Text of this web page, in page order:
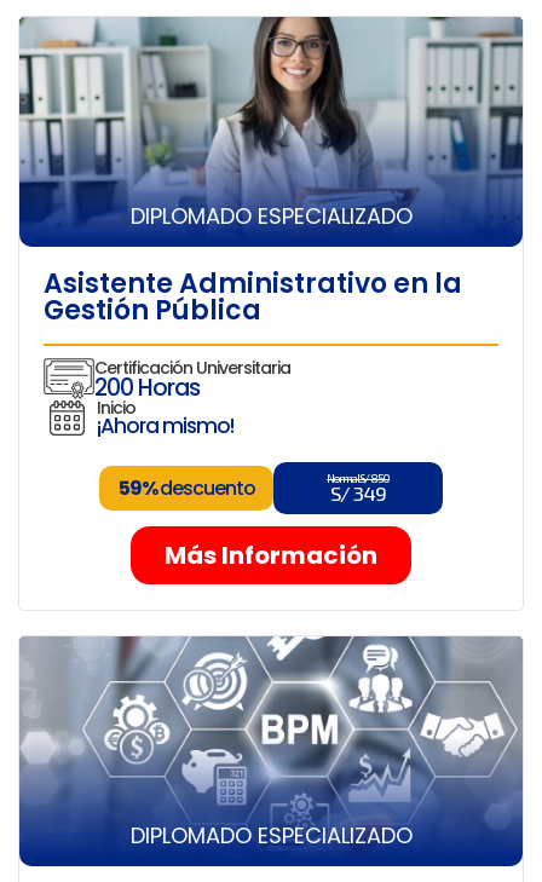
DIPLOMADO ESPECIALIZADO
Asistente Administrativo en la
Gestión Pública
Certificación Universitaria
200 Horas
Inicio
¡Ahora mismo!
59%descuento Normal S/ 850
S/ 349
Más Información
DIPLOMADO ESPECIALIZADO